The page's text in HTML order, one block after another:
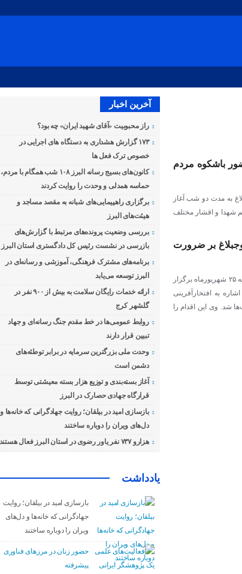
حضور باشکوه مردم
ساوجبلاغ به مدت دو شب آغاز
شهدا و اقشار مختلف
بر ضرورت
در جلسه شورای اداری شهرستان ساوجبلاغ که ظهر سه‌شنبه ۲۵ شهریورماه برگزار
به افتخارآفرینی
شد. وی این اقدام را
آخرین اخبار
راز محبوبیت «آقای شهید ایران» چه بود؟
۱۷۳ گزارش هشداری به دستگاه های اجرایی در
خصوص ترک فعل ها
کانون‌های بسیج رسانه البرز ۱۰۸ شب همگام با مردم،
حماسه همدلی و وحدت را روایت کردند
برگزاری راهپیمایی‌های شبانه به مقصد مساجد و
هیئت‌های البرز
بررسی وضعیت پرونده‌های مرتبط با گزارش‌های
بازرسی در نشست رئیس کل دادگستری استان البرز
برنامه‌های مشترک فرهنگی، آموزشی و رسانه‌ای در
البرز توسعه می‌یابد
ارائه خدمات رایگان سلامت به بیش از ۹۰۰ نفر در
گلشهر کرج
روابط عمومی‌ها در خط مقدم جنگ رسانه‌ای و جهاد
تبیین قرار دارند
وحدت ملی بزرگترین سرمایه در برابر توطئه‌های
دشمن است
آغاز بسته‌بندی و توزیع هزار بسته معیشتی توسط
قرارگاه جهادی حصارک در البرز
بازسازی امید در بیلقان؛ روایت جهادگرانی که خانه‌ها و
دل‌های ویران را دوباره ساختند
هزارو ۷۳۷ نفر یاور رضوی در استان البرز فعال هستند
یادداشت
بازسازی امید در بیلقان؛ روایت
جهادگرانی که خانه‌ها و دل‌های
ویران را دوباره ساختند
حضور زنان در مرزهای فناوری
پیشرفته